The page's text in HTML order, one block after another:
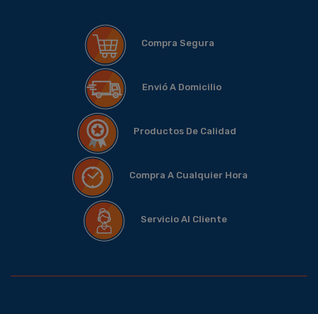
Compra Segura
Envió A Domicilio
Productos De Calidad
Compra A Cualquier Hora
Servicio Al Cliente